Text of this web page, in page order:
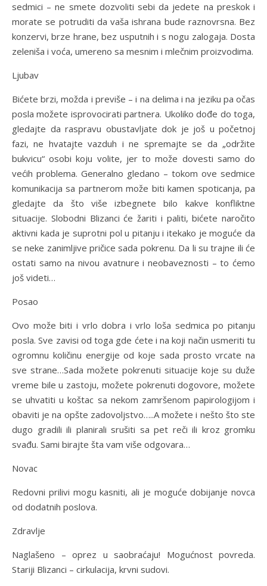
sedmici – ne smete dozvoliti sebi da jedete na preskok i
morate se potruditi da vaša ishrana bude raznovrsna. Bez
konzervi, brze hrane, bez usputnih i s nogu zalogaja. Dosta
zeleniša i voća, umereno sa mesnim i mlečnim proizvodima.
Ljubav
Bićete brzi, možda i previše – i na delima i na jeziku pa očas
posla možete isprovocirati partnera. Ukoliko dođe do toga,
gledajte da raspravu obustavljate dok je još u početnoj
fazi, ne hvatajte vazduh i ne spremajte se da „održite
bukvicu“ osobi koju volite, jer to može dovesti samo do
većih problema. Generalno gledano – tokom ove sedmice
komunikacija sa partnerom može biti kamen spoticanja, pa
gledajte da što više izbegnete bilo kakve konfliktne
situacije. Slobodni Blizanci će žariti i paliti, bićete naročito
aktivni kada je suprotni pol u pitanju i itekako je moguće da
se neke zanimljive pričice sada pokrenu. Da li su trajne ili će
ostati samo na nivou avatnure i neobaveznosti – to ćemo
još videti…
Posao
Ovo može biti i vrlo dobra i vrlo loša sedmica po pitanju
posla. Sve zavisi od toga gde ćete i na koji način usmeriti tu
ogromnu količinu energije od koje sada prosto vrcate na
sve strane…Sada možete pokrenuti situacije koje su duže
vreme bile u zastoju, možete pokrenuti dogovore, možete
se uhvatiti u koštac sa nekom zamršenom papirologijom i
obaviti je na opšte zadovoljstvo…..A možete i nešto što ste
dugo gradili ili planirali srušiti sa pet reči ili kroz gromku
svađu. Sami birajte šta vam više odgovara…
Novac
Redovni prilivi mogu kasniti, ali je moguće dobijanje novca
od dodatnih poslova.
Zdravlje
Naglašeno – oprez u saobraćaju! Mogućnost povreda.
Stariji Blizanci – cirkulacija, krvni sudovi.